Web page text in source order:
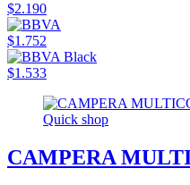
$2.190
$1.752
$1.533
Quick shop
CAMPERA